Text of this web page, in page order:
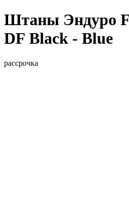
Штаны Эндуро
DF Black - Blue
рассрочка